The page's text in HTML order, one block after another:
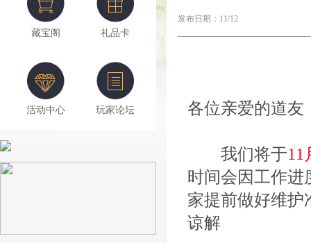
藏宝阁 礼品卡
活动中心 玩家论坛
发布日期：11/12
各位亲爱的道友
我们将于11
时间会因工作进
家提前做好维护
谅解